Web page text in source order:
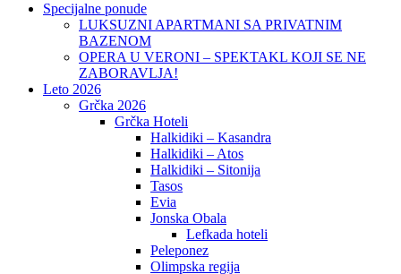
Specijalne ponude
LUKSUZNI APARTMANI SA PRIVATNIM
BAZENOM
OPERA U VERONI – SPEKTAKL KOJI SE NE
ZABORAVLJA!
Leto 2026
Grčka 2026
Grčka Hoteli
Halkidiki – Kasandra
Halkidiki – Atos
Halkidiki – Sitonija
Tasos
Evia
Jonska Obala
Lefkada hoteli
Peleponez
Olimpska regija